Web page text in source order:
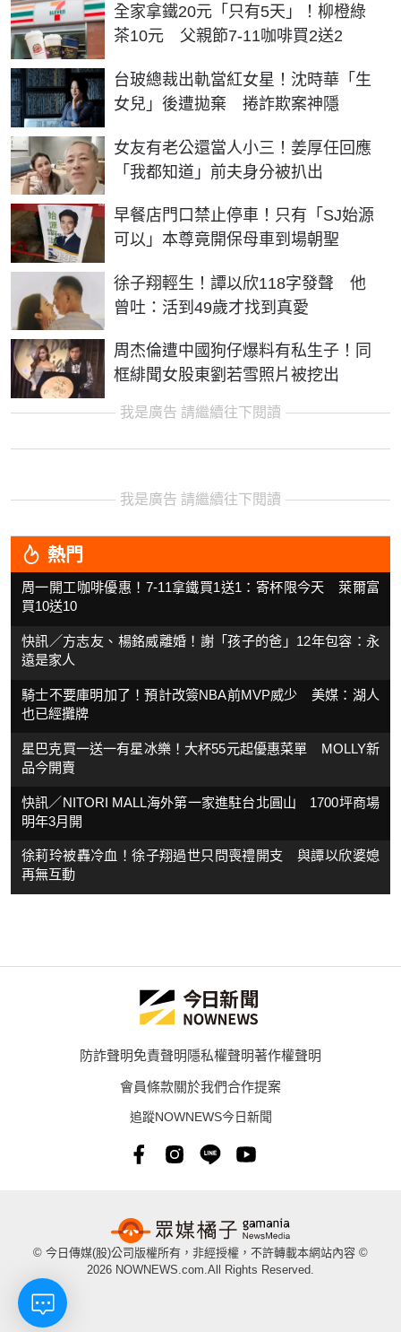
全家拿鐵20元「只有5天」！柳橙綠
茶10元 父親節7-11咖啡買2送2
台玻總裁出軌當紅女星！沈時華「生
女兒」後遭拋棄 捲詐欺案神隱
女友有老公還當人小三！姜厚任回應
「我都知道」前夫身分被扒出
早餐店門口禁止停車！只有「SJ始源
可以」本尊竟開保母車到場朝聖
徐子翔輕生！譚以欣118字發聲 他
曾吐：活到49歲才找到真愛
周杰倫遭中國狗仔爆料有私生子！同
框緋聞女股東劉若雪照片被挖出
我是廣告 請繼續往下閱讀
我是廣告 請繼續往下閱讀
熱門
周一開工咖啡優惠！7-11拿鐵買1送1：寄杯限今天 萊爾富
買10送10
快訊／方志友、楊銘威離婚！謝「孩子的爸」12年包容：永
遠是家人
騎士不要庫明加了！預計改簽NBA前MVP威少 美媒：湖人
也已經攤牌
星巴克買一送一有星冰樂！大杯55元起優惠菜單 MOLLY新
品今開賣
快訊／NITORI MALL海外第一家進駐台北圓山 1700坪商場
明年3月開
徐莉玲被轟冷血！徐子翔過世只問喪禮開支 與譚以欣婆媳
再無互動
防詐聲明免責聲明隱私權聲明著作權聲明
會員條款關於我們合作提案
追蹤NOWNEWS今日新聞
© 今日傳媒(股)公司版權所有，非經授權，不許轉載本網站內容 ©
2026 NOWNEWS.com.All Rights Reserved.